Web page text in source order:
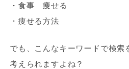
・食事 痩せる
・痩せる方法
でも、こんなキーワードで検索
考えられますよね？